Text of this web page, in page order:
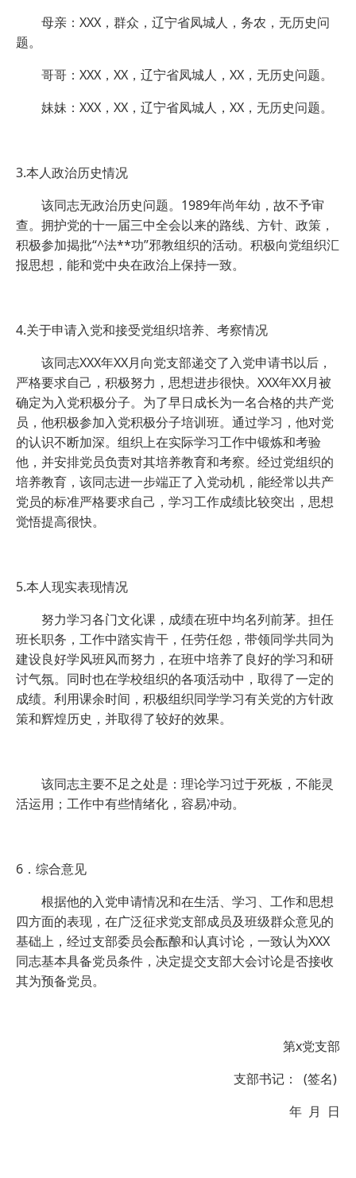
母亲：XXX，群众，辽宁省凤城人，务农，无历史问
题。
哥哥：XXX，XX，辽宁省凤城人，XX，无历史问题。
妹妹：XXX，XX，辽宁省凤城人，XX，无历史问题。
3.本人政治历史情况
该同志无政治历史问题。1989年尚年幼，故不予审
查。拥护党的十一届三中全会以来的路线、方针、政策，
积极参加揭批“^法**功”邪教组织的活动。积极向党组织汇
报思想，能和党中央在政治上保持一致。
4.关于申请入党和接受党组织培养、考察情况
该同志XXX年XX月向党支部递交了入党申请书以后，
严格要求自己，积极努力，思想进步很快。XXX年XX月被
确定为入党积极分子。为了早日成长为一名合格的共产党
员，他积极参加入党积极分子培训班。通过学习，他对党
的认识不断加深。组织上在实际学习工作中锻炼和考验
他，并安排党员负责对其培养教育和考察。经过党组织的
培养教育，该同志进一步端正了入党动机，能经常以共产
党员的标准严格要求自己，学习工作成绩比较突出，思想
觉悟提高很快。
5.本人现实表现情况
努力学习各门文化课，成绩在班中均名列前茅。担任
班长职务，工作中踏实肯干，任劳任怨，带领同学共同为
建设良好学风班风而努力，在班中培养了良好的学习和研
讨气氛。同时也在学校组织的各项活动中，取得了一定的
成绩。利用课余时间，积极组织同学学习有关党的方针政
策和辉煌历史，并取得了较好的效果。
该同志主要不足之处是：理论学习过于死板，不能灵
活运用；工作中有些情绪化，容易冲动。
6．综合意见
根据他的入党申请情况和在生活、学习、工作和思想
四方面的表现，在广泛征求党支部成员及班级群众意见的
基础上，经过支部委员会酝酿和认真讨论，一致认为XXX
同志基本具备党员条件，决定提交支部大会讨论是否接收
其为预备党员。
第x党支部
支部书记： (签名)
年 月 日